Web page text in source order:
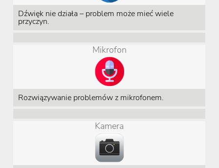
Dźwięk nie działa – problem może mieć wiele
przyczyn.
Mikrofon
Rozwiązywanie problemów z mikrofonem.
Kamera